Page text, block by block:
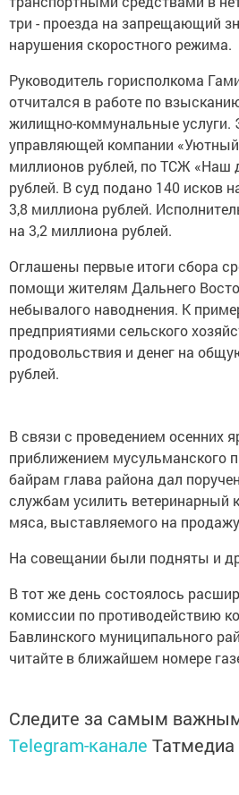
три - проезда на запрещающий
нарушения скоростного режима.
Руководитель горисполкома
отчитался в работе по
жилищно-коммунальные услуги.
управляющей компании
миллионов рублей, по ТСЖ «Наш
рублей. В суд подано 140 исков
3,8 миллиона рублей.
на 3,2 миллиона рублей.
Оглашены первые итоги сбора
помощи жителям Дальнего
небывалого наводнения. К
предприятиями сельского
продовольствия и денег на
рублей.
В связи с проведением осенних
приближением мусульманского
байрам глава района дал
службам усилить ветеринарный
мяса, выставляемого на
На совещании были подняты и
В тот же день состоялось
комиссии по противодействию
Бавлинского муниципального
читайте в ближайшем номере
Следите за самым
Telegram-канале Татмедиа